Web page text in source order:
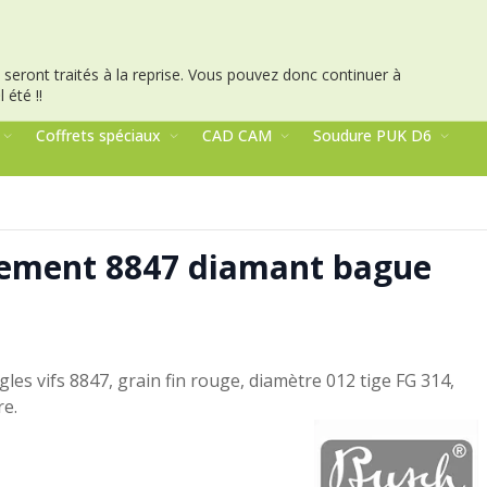
traités à la reprise. Vous pouvez donc continuer à
été !!
Coffrets spéciaux CAD CAM
Soudure PUK D6
8847 diamant bague
vifs 8847, grain fin rouge, diamètre 012 tige FG 314,